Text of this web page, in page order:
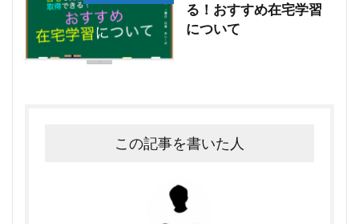
る！おすすめ在宅学習
について
この記事を書いた人